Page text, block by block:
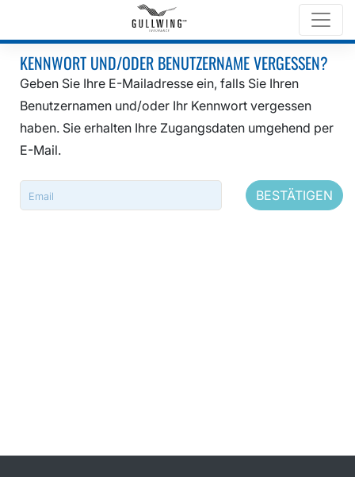
KENNWORT UND/ODER BENUTZERNAME VERGESSEN?
Geben Sie Ihre E-Mailadresse ein, falls Sie Ihren
Benutzernamen und/oder Ihr Kennwort vergessen
haben. Sie erhalten Ihre Zugangsdaten umgehend per
E-Mail.
BESTÄTIGEN